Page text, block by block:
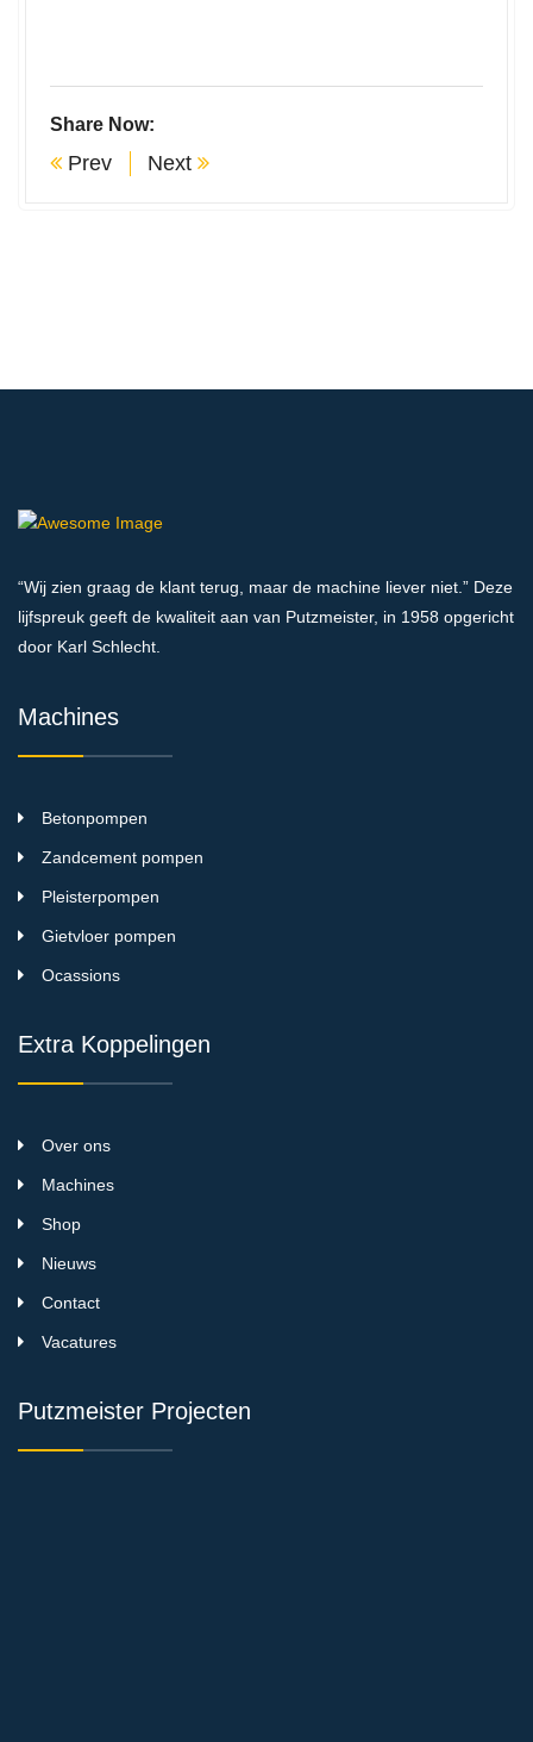
Share Now:
Prev Next
“Wij zien graag de klant terug, maar de machine liever niet.” Deze
lijfspreuk geeft de kwaliteit aan van Putzmeister, in 1958 opgericht
door Karl Schlecht.
Machines
Betonpompen
Zandcement pompen
Pleisterpompen
Gietvloer pompen
Ocassions
Extra Koppelingen
Over ons
Machines
Shop
Nieuws
Contact
Vacatures
Putzmeister Projecten